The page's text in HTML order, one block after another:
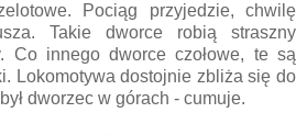
Pociąg przyjedzie, chwilę
Takie dworce robią straszny
Co innego dworce czołowe, te są
Lokomotywa dostojnie zbliża się do
dworzec w górach - cumuje.